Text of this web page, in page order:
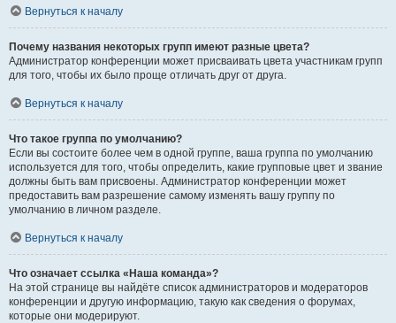
Вернуться к началу
Почему названия некоторых групп имеют разные цвета?
Администратор конференции может присваивать цвета участникам групп
для того, чтобы их было проще отличать друг от друга.
Вернуться к началу
Что такое группа по умолчанию?
Если вы состоите более чем в одной группе, ваша группа по умолчанию
используется для того, чтобы определить, какие групповые цвет и звание
должны быть вам присвоены. Администратор конференции может
предоставить вам разрешение самому изменять вашу группу по
умолчанию в личном разделе.
Вернуться к началу
Что означает ссылка «Наша команда»?
На этой странице вы найдёте список администраторов и модераторов
конференции и другую информацию, такую как сведения о форумах,
которые они модерируют.